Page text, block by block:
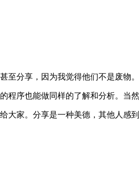
分享，因为我觉得他们不是废物
序也能做同样的了解和分析。当
家。分享是一种美德，其他人感